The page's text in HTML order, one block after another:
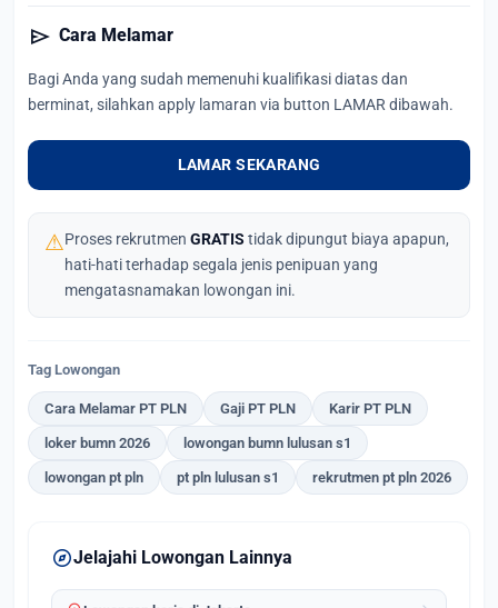
send Cara Melamar
Bagi Anda yang sudah memenuhi kualifikasi diatas dan
berminat, silahkan apply lamaran via button LAMAR dibawah.
LAMAR SEKARANG
⚠Proses rekrutmen GRATIS tidak dipungut biaya apapun,
hati-hati terhadap segala jenis penipuan yang
mengatasnamakan lowongan ini.
Tag Lowongan
Cara Melamar PT PLN Gaji PT PLN Karir PT PLN
loker bumn 2026 lowongan bumn lulusan s1
lowongan pt pln pt pln lulusan s1 rekrutmen pt pln 2026
exploreJelajahi Lowongan Lainnya